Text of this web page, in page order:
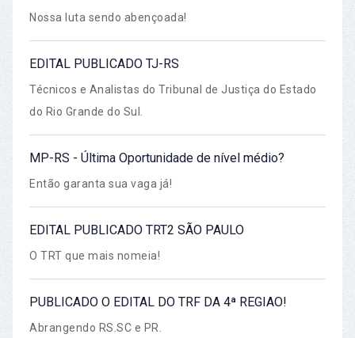
Nossa luta sendo abençoada!
EDITAL PUBLICADO TJ-RS
Técnicos e Analistas do Tribunal de Justiça do Estado
do Rio Grande do Sul.
MP-RS - Última Oportunidade de nível médio?
Então garanta sua vaga já!
EDITAL PUBLICADO TRT2 SÃO PAULO
O TRT que mais nomeia!
PUBLICADO O EDITAL DO TRF DA 4ª REGIAO!
Abrangendo RS.SC e PR.